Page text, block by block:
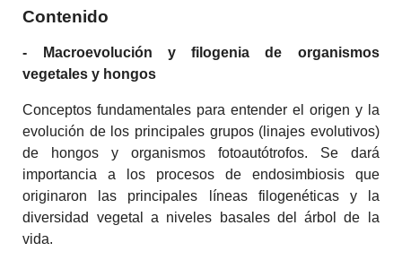
Contenido
- Macroevolución y filogenia de organismos
vegetales y hongos
Conceptos fundamentales para entender el origen y la
evolución de los principales grupos (linajes evolutivos)
de hongos y organismos fotoautótrofos. Se dará
importancia a los procesos de endosimbiosis que
originaron las principales líneas filogenéticas y la
diversidad vegetal a niveles basales del árbol de la
vida.